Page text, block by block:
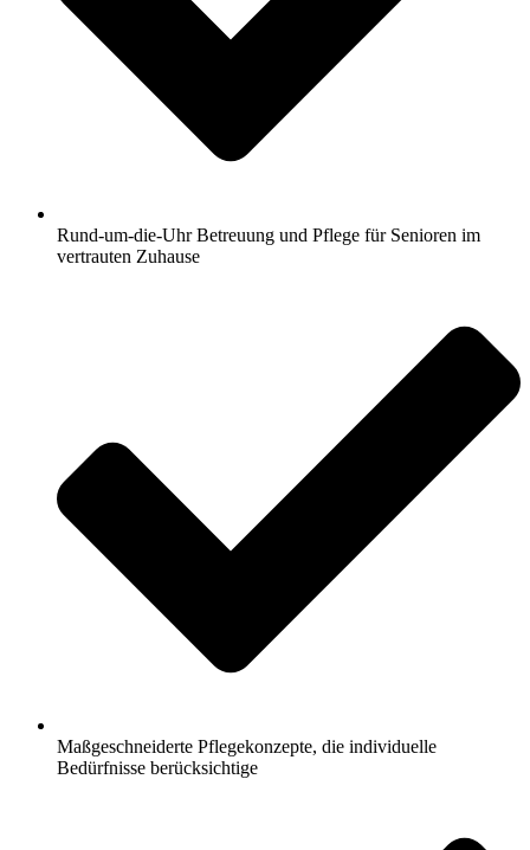
Rund-um-die-Uhr Betreuung und Pflege für Senioren im
vertrauten Zuhause
Maßgeschneiderte Pflegekonzepte, die individuelle
Bedürfnisse berücksichtige